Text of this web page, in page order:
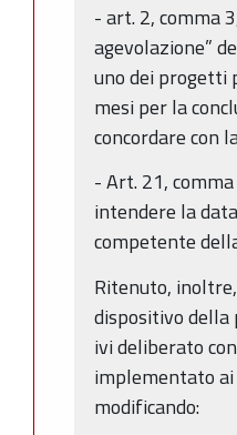
- art. 2, comma
agevolazione”
uno dei progetti
mesi per la
concordare con
- Art. 21,
intendere la
competente
Ritenuto,
dispositivo
ivi deliberato
implementato
modificando: